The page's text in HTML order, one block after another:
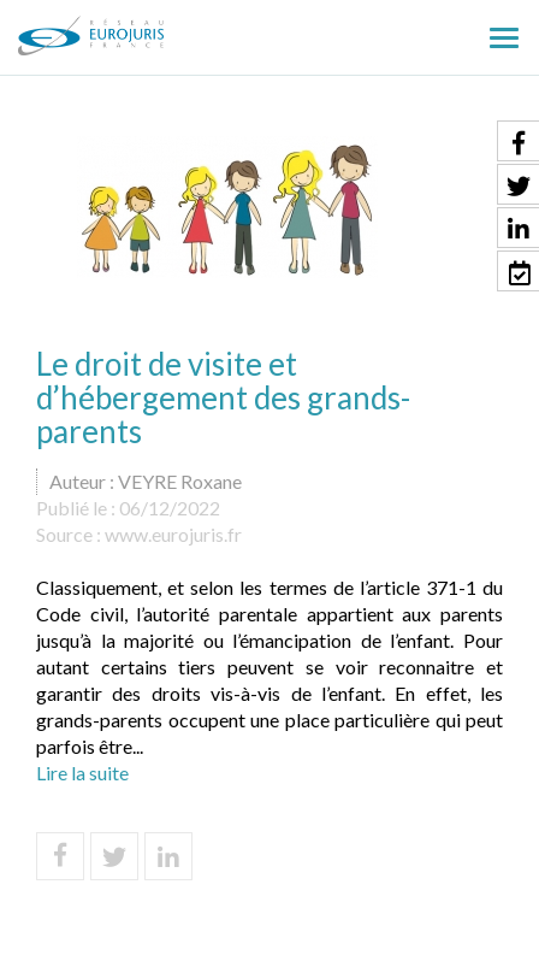
le
Le droit de visite et
d’hébergement des grands-
parents
Auteur : VEYRE Roxane
Publié le : 06/12/2022
Source : www.eurojuris.fr
Classiquement, et selon les termes de l’article 371-1 du
Code civil, l’autorité parentale appartient aux parents
jusqu’à la majorité ou l’émancipation de l’enfant. Pour
autant certains tiers peuvent se voir reconnaitre et
garantir des droits vis-à-vis de l’enfant. En effet, les
grands-parents occupent une place particulière qui peut
parfois être...
Lire la suite